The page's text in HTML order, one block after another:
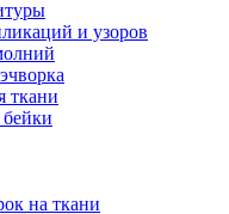
и узоров
ткани
на ткани